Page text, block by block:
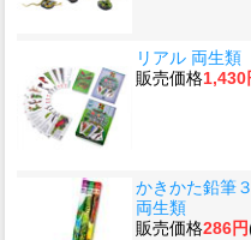
リアル 両生類
販売価格1,430
かきかた鉛筆
両生類
販売価格286円